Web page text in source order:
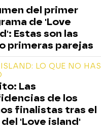
del primer
de 'Love
Estas son las
primeras parejas
LO QUE NO HAS
Las
de los
finalistas tras el
'Love island'